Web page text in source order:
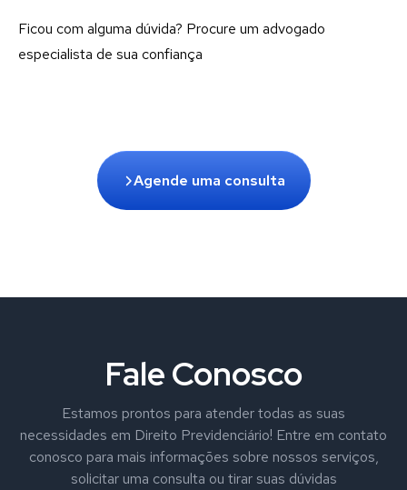
Ficou com alguma dúvida? Procure um advogado
especialista de sua confiança
Agende uma consulta
Fale Conosco
Estamos prontos para atender todas as suas
necessidades em Direito Previdenciário! Entre em contato
conosco para mais informações sobre nossos serviços,
solicitar uma consulta ou tirar suas dúvidas